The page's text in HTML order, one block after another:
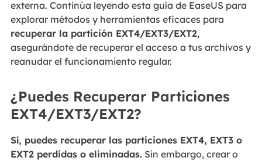
externa. Continúa leyendo esta guía de EaseUS para
explorar métodos y herramientas eficaces para
recuperar la partición EXT4/EXT3/EXT2,
asegurándote de recuperar el acceso a tus archivos y
reanudar el funcionamiento regular.
¿Puedes Recuperar Particiones
EXT4/EXT3/EXT2?
Sí, puedes recuperar las particiones EXT4, EXT3 o
EXT2 perdidas o eliminadas.Sin embargo, crear o